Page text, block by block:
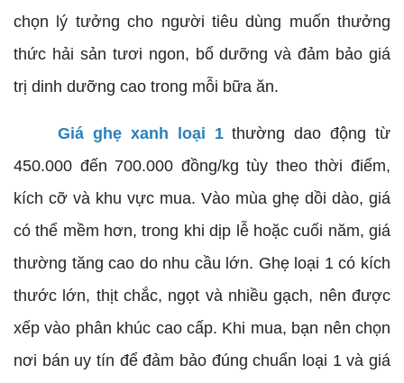
chọn lý tưởng cho người tiêu dùng muốn thưởng
thức hải sản tươi ngon, bổ dưỡng và đảm bảo giá
trị dinh dưỡng cao trong mỗi bữa ăn.
Giá ghẹ xanh loại 1thường dao động từ
450.000 đến 700.000 đồng/kg tùy theo thời điểm,
kích cỡ và khu vực mua. Vào mùa ghẹ dồi dào, giá
có thể mềm hơn, trong khi dịp lễ hoặc cuối năm, giá
thường tăng cao do nhu cầu lớn. Ghẹ loại 1 có kích
thước lớn, thịt chắc, ngọt và nhiều gạch, nên được
xếp vào phân khúc cao cấp. Khi mua, bạn nên chọn
nơi bán uy tín để đảm bảo đúng chuẩn loại 1 và giá